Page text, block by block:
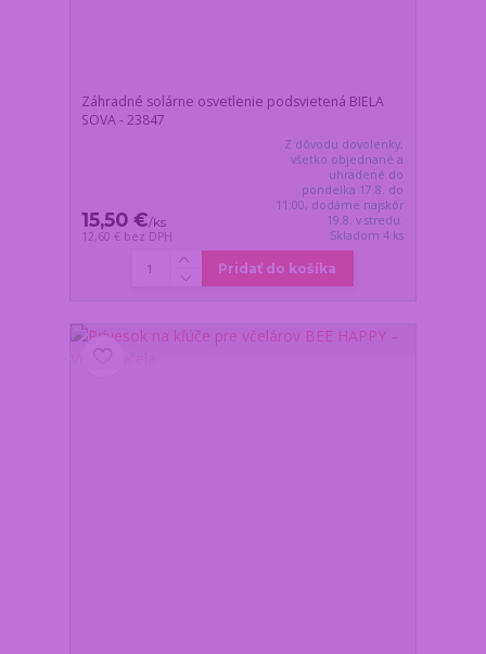
Záhradné solárne osvetlenie podsvietená BIELA
SOVA - 23847
15,50 €/ks
12,60 € bez DPH
Z dôvodu dovolenky,
všetko objednané a
uhradené do
pondelka 17.8. do
11:00, dodáme najskôr
19.8. v stredu.
Skladom 4 ks
Pridať do košíka